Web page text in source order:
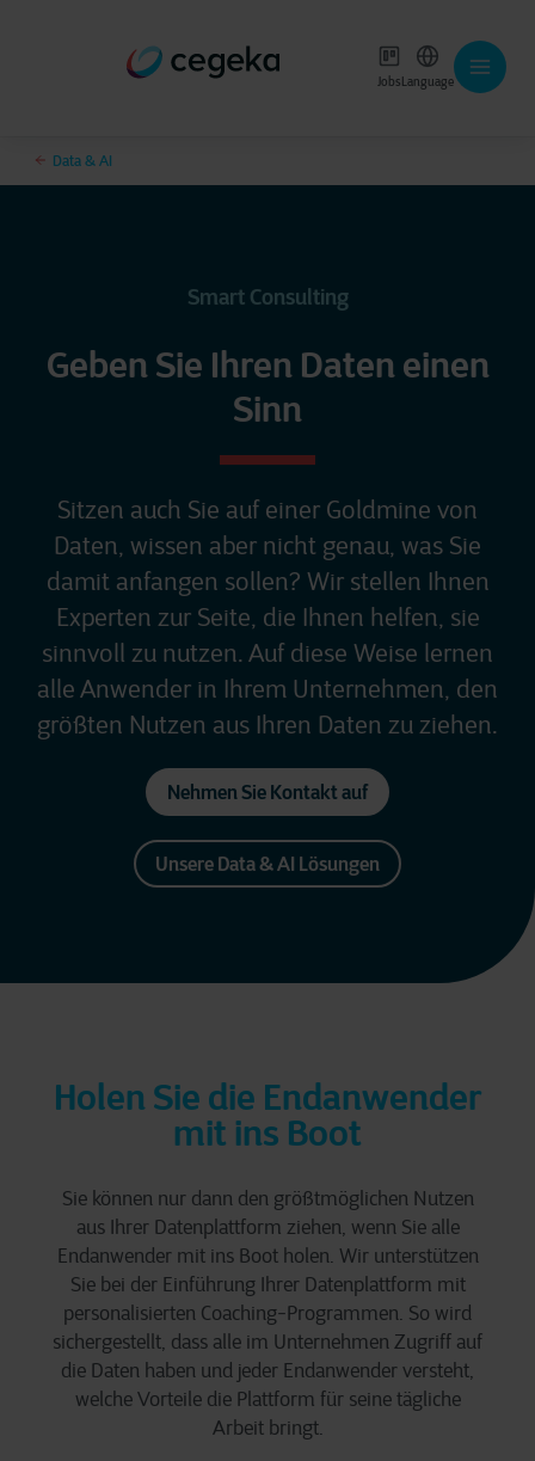
JobsLanguage
Data & AI
Smart Consulting
Geben Sie Ihren Daten einen
Sinn
Sitzen auch Sie auf einer Goldmine von
Daten, wissen aber nicht genau, was Sie
damit anfangen sollen? Wir stellen Ihnen
Experten zur Seite, die Ihnen helfen, sie
sinnvoll zu nutzen. Auf diese Weise lernen
alle Anwender in Ihrem Unternehmen, den
größten Nutzen aus Ihren Daten zu ziehen.
Nehmen Sie Kontakt auf
Unsere Data & AI Lösungen
Holen Sie die Endanwender
mit ins Boot
Sie können nur dann den größt­möglichen Nutzen
aus Ihrer Datenplattform ziehen, wenn Sie alle
Endanwender mit ins Boot holen. Wir unterstützen
Sie bei der Einführung Ihrer Datenplattform mit
personalisierten Coaching-Programmen. So wird
sichergestellt, dass alle im Unternehmen Zugriff auf
die Daten haben und jeder Endanwender versteht,
welche Vorteile die Plattform für seine tägliche
Arbeit bringt.